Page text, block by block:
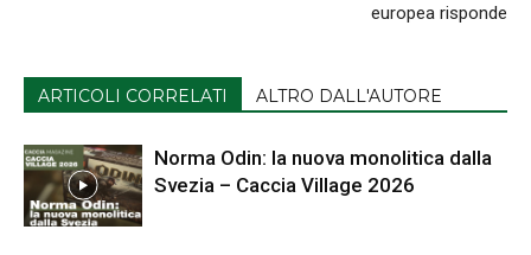
europea risponde
ARTICOLI CORRELATI ALTRO DALL'AUTORE
Norma Odin: la nuova monolitica dalla
Svezia – Caccia Village 2026